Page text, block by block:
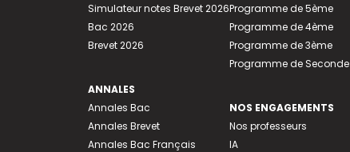
Simulateur notes Brevet 2026
Bac 2026
Brevet 2026
ANNALES
Annales Bac
Annales Brevet
Annales Bac Français
Programme de 5ème
Programme de 4ème
Programme de 3ème
Programme de Seconde
NOS ENGAGEMENTS
Nos professeurs
IA